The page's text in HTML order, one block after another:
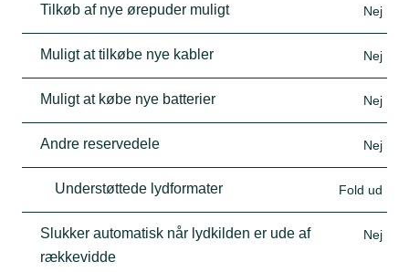
Tilkøb af nye ørepuder muligt Nej
Muligt at tilkøbe nye kabler Nej
Muligt at købe nye batterier Nej
Andre reservedele Nej
Understøttede lydformater Fold ud
Slukker automatisk når lydkilden er ude af
rækkevidde
Nej